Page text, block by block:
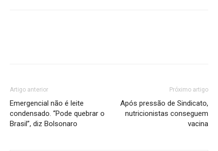
Artigo anterior
Emergencial não é leite
condensado. “Pode quebrar o
Brasil”, diz Bolsonaro
Próximo artigo
Após pressão de Sindicato,
nutricionistas conseguem
vacina